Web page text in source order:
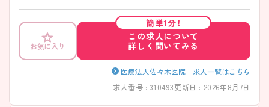
お気に入り
簡単1分！
この求人について
詳しく聞いてみる
医療法人佐々木医院 求人一覧はこちら
求人番号 : 310493更新日 : 2026年8月7日